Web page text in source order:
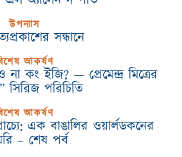
উপন্যাস
সন্ধানে
আকর্ষণ
কং ইজি? — প্রেমেন্দ্র মিত্রের
সিরিজ পরিচিতি
আকর্ষণ
এক বাঙালির ওয়ার্লডকনের
– শেষ পর্ব